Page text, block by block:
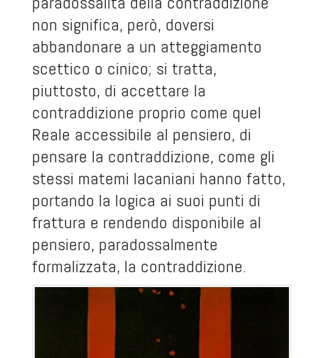
non significa, però, doversi
abbandonare a un atteggiamento
scettico o cinico; si tratta,
piuttosto, di accettare la
contraddizione proprio come quel
Reale accessibile al pensiero, di
pensare la contraddizione, come gli
stessi matemi lacaniani hanno fatto,
portando la logica ai suoi punti di
frattura e rendendo disponibile al
pensiero, paradossalmente
formalizzata, la contraddizione.